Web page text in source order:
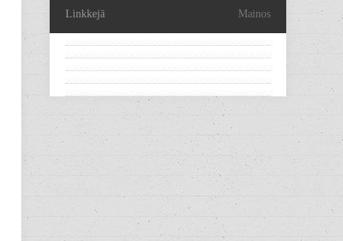
Linkkejä Mainos